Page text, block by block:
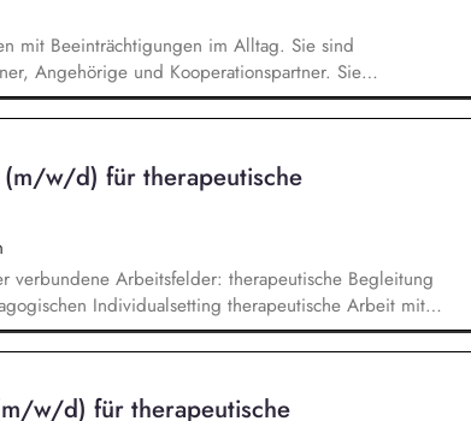
mit Beeinträchtigungen im Alltag. Sie sind
Angehörige und Kooperationspartner. Sie
individuelle Ziele. Sie sorgen für ein stabiles,
mit Behörden, Betreuer*innen und
ihre Arbeit eigenständig und strukturiert.
(m/w/d) für therapeutische
verbundene Arbeitsfelder: therapeutische Begleitung
Individualsetting therapeutische Arbeit mit
Wohngruppe. Du arbeitest
wo Entwicklung tatsächlich stattfindet.
Team überträgst Du therapeutische Perspektiven in
Entwicklungsprozesse unmittelbar.
w/d) für therapeutische